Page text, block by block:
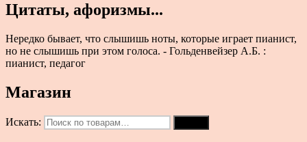
Цитаты, афоризмы...
Нередко бывает, что слышишь ноты, которые играет пианист,
но не слышишь при этом голоса. - Гольденвейзер А.Б. :
пианист, педагог
Магазин
Искать: